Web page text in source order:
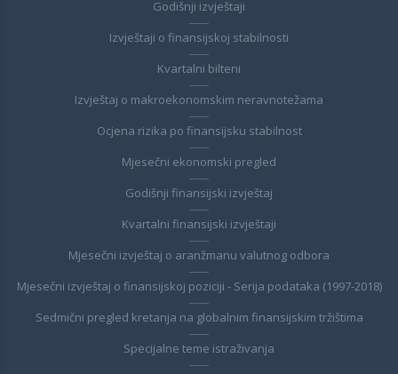
Godišnji izvještaji
Izvještaji o finansijskoj stabilnosti
Kvartalni bilteni
Izvještaj o makroekonomskim neravnotežama
Ocjena rizika po finansijsku stabilnost
Mjesečni ekonomski pregled
Godišnji finansijski izvještaj
Kvartalni finansijski izvještaji
Mjesečni izvještaj o aranžmanu valutnog odbora
Mjesečni izvještaj o finansijskoj poziciji - Serija podataka (1997-2018)
Sedmični pregled kretanja na globalnim finansijskim tržištima
Specijalne teme istraživanja